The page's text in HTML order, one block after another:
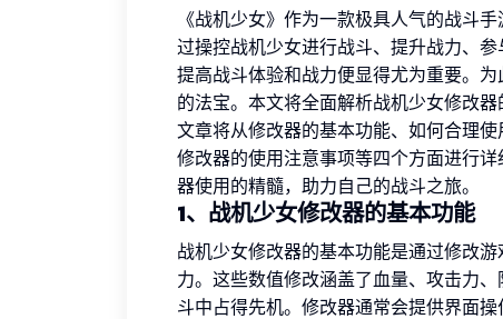
《战机少女》作为一款极具人气的战斗
过操控战机少女进行战斗、提升战力、
提高战斗体验和战力便显得尤为重要。
的法宝。本文将全面解析战机少女修改
文章将从修改器的基本功能、如何合理
修改器的使用注意事项等四个方面进行
器使用的精髓，助力自己的战斗之旅。
1、战机少女修改器的基本功能
战机少女修改器的基本功能是通过修改
力。这些数值修改涵盖了血量、攻击力
斗中占得先机。修改器通常会提供界面